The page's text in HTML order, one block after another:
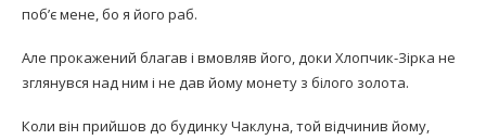
поб’є мене, бо я його раб.
Але прокажений благав і вмовляв його, доки Хлопчик-Зірка не
зглянувся над ним і не дав йому монету з білого золота.
Коли він прийшов до будинку Чаклуна, той відчинив йому,